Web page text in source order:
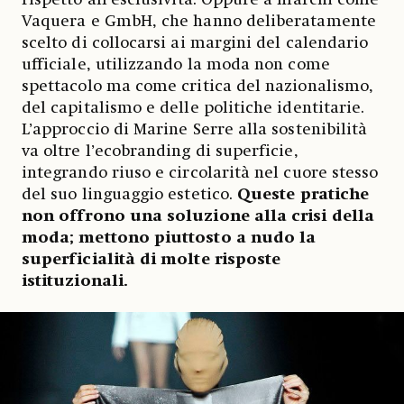
Vaquera e GmbH, che hanno deliberatamente
scelto di collocarsi ai margini del calendario
ufficiale, utilizzando la moda non come
spettacolo ma come critica del nazionalismo,
del capitalismo e delle politiche identitarie.
L’approccio di Marine Serre alla sostenibilità
va oltre l’ecobranding di superficie,
integrando riuso e circolarità nel cuore stesso
del suo linguaggio estetico. Queste pratiche
non offrono una soluzione alla crisi della
moda; mettono piuttosto a nudo la
superficialità di molte risposte
istituzionali.